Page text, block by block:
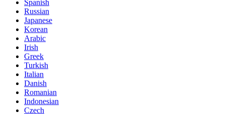
Spanish
Russian
Japanese
Korean
Arabic
Irish
Greek
Turkish
Italian
Danish
Romanian
Indonesian
Czech